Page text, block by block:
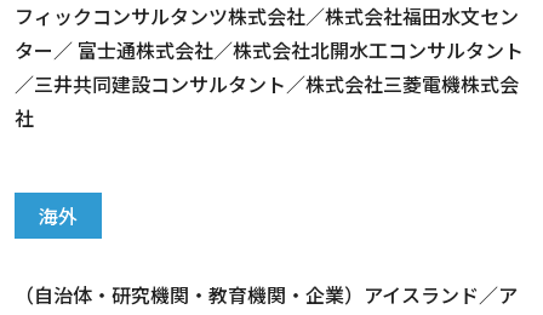
フィックコンサルタンツ株式会社／株式会社福田水文セン
ター／ 富士通株式会社／株式会社北開水工コンサルタント
／三井共同建設コンサルタント／株式会社三菱電機株式会
社
海外
（自治体・研究機関・教育機関・企業）アイスランド／ア